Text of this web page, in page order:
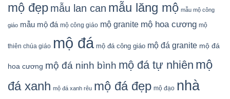
mộ đẹp mẫu lan can mẫu lăng mộ mẫu mộ công
giáo mẫu mộ đá mộ công giáo mộ granite mộ hoa cương mộ
thiên chúa giáo mộ đá mộ đá công giáo mộ đá granite mộ đá
hoa cương mộ đá ninh bình mộ đá tự nhiên mộ
đá xanh mộ đá xanh rêu mộ đá đẹp mộ đạo nhà